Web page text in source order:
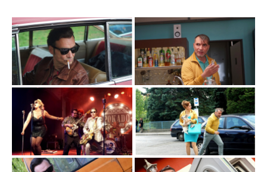
Režie: Ondřej Trojan
Obsazení: herci a postavy
Veronika Marková(Kamila)
Ivan Trojan(Bourák)
Jiří Macháček(Ruda)
Kristýna Liška-Boková(Markéta)
Kateřina Winterová(Elvíra)
Jaromír Dulava(Luděk)
Petra Nesvačilová(Jiřina)
Milan Ondrík